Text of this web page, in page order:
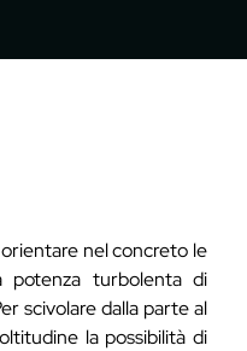
nel concreto le
potenza turbolenta di
scivolare dalla parte al
la possibilità di